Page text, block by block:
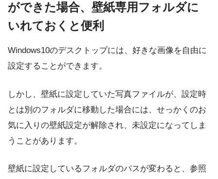
ができた場合、壁紙専用フォルダに
いれておくと便利
Windows10のデスクトップには、好きな画像を自由に
設定することができます。
しかし、壁紙に設定していた写真ファイルが、設定時
とは別のフォルダに移動した場合には、せっかくのお
気に入りの壁紙設定が解除され、未設定になってしま
うことがあります。
壁紙に設定しているフォルダのパスが変わると、参照